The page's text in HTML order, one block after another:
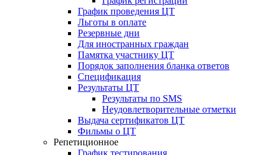
График проведения ЦТ
Льготы в оплате
Резервные дни
Для иностранных граждан
Памятка участнику ЦТ
Порядок заполнения бланка ответов
Спецификация
Результаты ЦТ
Результаты по SMS
Неудовлетворительные отметки
Выдача сертификатов ЦТ
Фильмы о ЦТ
Репетиционное
График тестирования